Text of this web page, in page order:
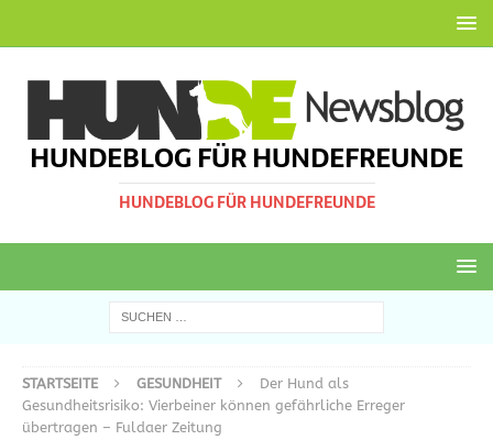
HUNDEBLOG FÜR HUNDEFREUNDE
HUNDEBLOG FÜR HUNDEFREUNDE
STARTSEITE GESUNDHEIT
Der Hund als
Gesundheitsrisiko: Vierbeiner können gefährliche Erreger
übertragen – Fuldaer Zeitung